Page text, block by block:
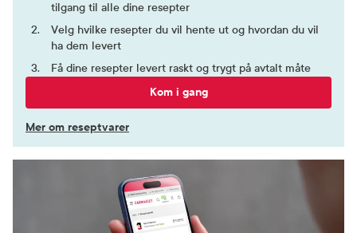
tilgang til alle dine resepter
Velg hvilke resepter du vil hente ut og hvordan du vil
ha dem levert
Få dine resepter levert raskt og trygt på avtalt måte
Kom i gang
Mer om reseptvarer